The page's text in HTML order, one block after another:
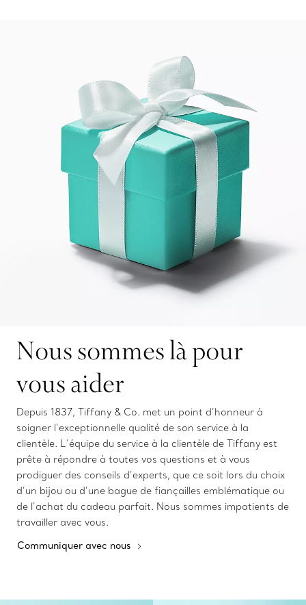
Nous sommes là pour
vous aider
Depuis 1837, Tiffany & Co. met un point d’honneur à
soigner l’exceptionnelle qualité de son service à la
clientèle. L’équipe du service à la clientèle de Tiffany est
prête à répondre à toutes vos questions et à vous
prodiguer des conseils d’experts, que ce soit lors du choix
d’un bijou ou d’une bague de fiançailles emblématique ou
de l’achat du cadeau parfait. Nous sommes impatients de
travailler avec vous.
Communiquer avec nous